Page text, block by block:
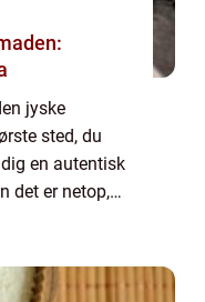
jyske
sted, du
en autentisk
det er netop,